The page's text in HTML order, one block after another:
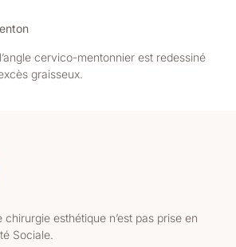
cervico-mentonnier est redessiné
graisseux.
esthétique n’est pas prise en
Sociale.